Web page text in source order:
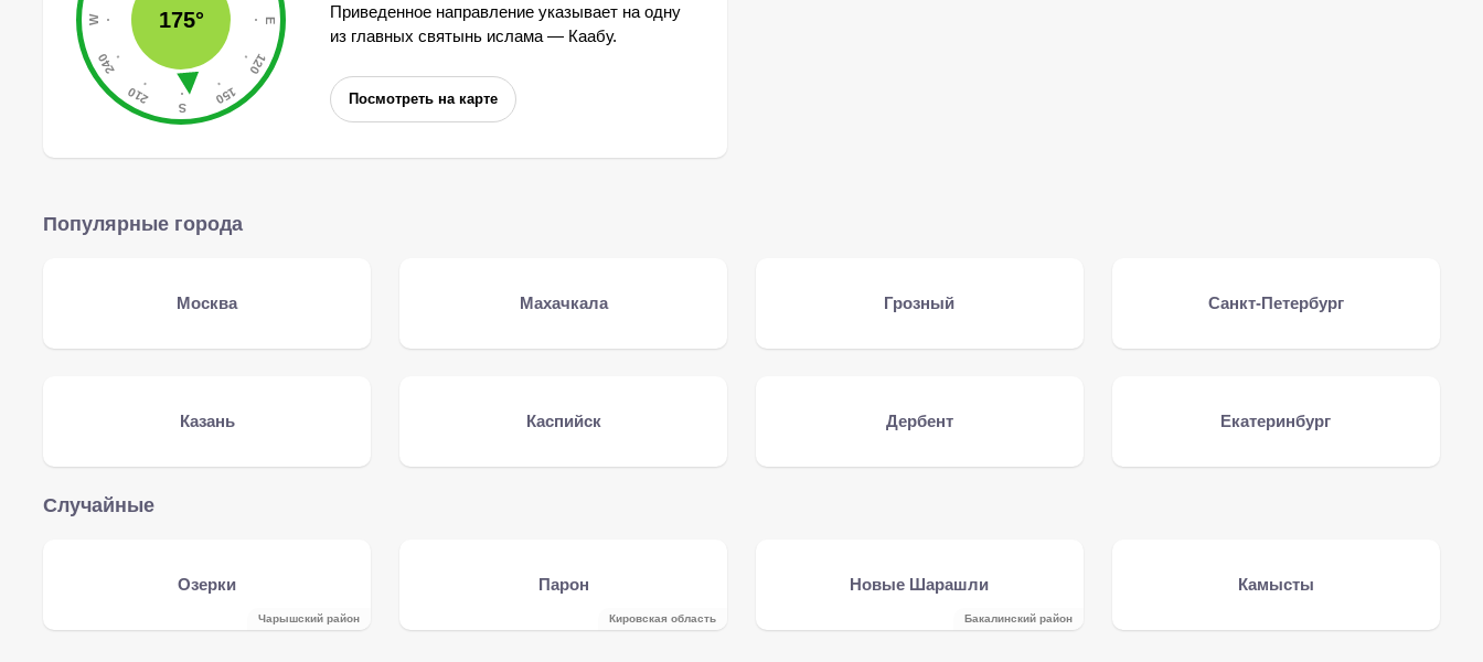
175°
Приведенное направление указывает на одну
из главных святынь ислама — Каабу.
Посмотреть на карте
Популярные города
Москва Махачкала Грозный Санкт-Петербург
Казань Каспийск Дербент Екатеринбург
Случайные
Озерки
Чарышский район
Парон
Кировская область
Новые Шарашли
Бакалинский район
Камысты